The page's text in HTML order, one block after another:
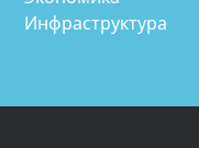
Инфраструктура